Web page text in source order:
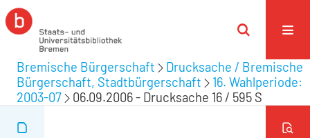
Bremische Bürgerschaft
Drucksache / Bremische
Bürgerschaft, Stadtbürgerschaft
16. Wahlperiode:
2003-07
06.09.2006 - Drucksache 16 / 595 S